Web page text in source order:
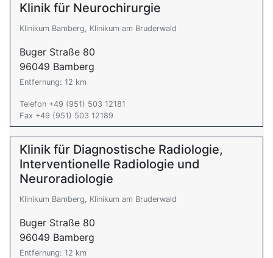
Klinik für Neurochirurgie
Klinikum Bamberg, Klinikum am Bruderwald
Buger Straße 80
96049 Bamberg
Entfernung: 12 km
Telefon +49 (951) 503 12181
Fax +49 (951) 503 12189
Klinik für Diagnostische Radiologie,
Interventionelle Radiologie und
Neuroradiologie
Klinikum Bamberg, Klinikum am Bruderwald
Buger Straße 80
96049 Bamberg
Entfernung: 12 km